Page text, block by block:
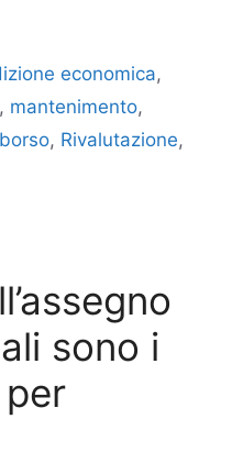
economica,
, mantenimento,
, Rivalutazione,
sono i